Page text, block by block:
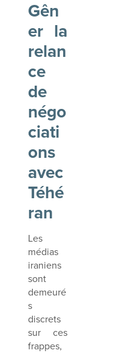
Gên
er la
relan
ce
de
négo
ciati
ons
avec
Téhé
ran
Les
médias
iraniens
sont
demeuré
s
discrets
sur ces
frappes,